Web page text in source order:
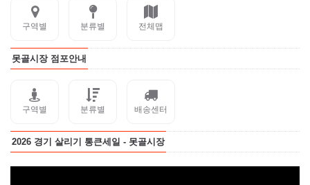
구역별 분류별 전체맵
못골시장 점포안내
구역별 분류별 배송센터
2026 경기 살리기 통큰세일 - 못골시장